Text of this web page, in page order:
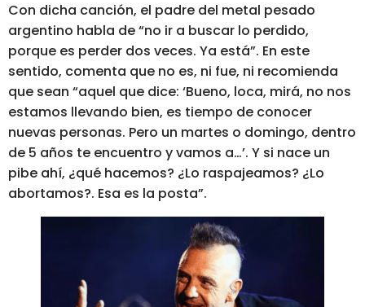
Con dicha canción, el padre del metal pesado
argentino habla de“no ir a buscar lo perdido,
porque es perder dos veces. Ya está”. En este
sentido, comenta que no es, ni fue, ni recomienda
que sean “aquel que dice: ‘Bueno, loca, mirá, no nos
estamos llevando bien, es tiempo de conocer
nuevas personas. Pero un martes o domingo, dentro
de 5 años te encuentro y vamos a…’. Y si nace un
pibe ahí, ¿qué hacemos? ¿Lo raspajeamos? ¿Lo
abortamos?. Esa es la posta”.